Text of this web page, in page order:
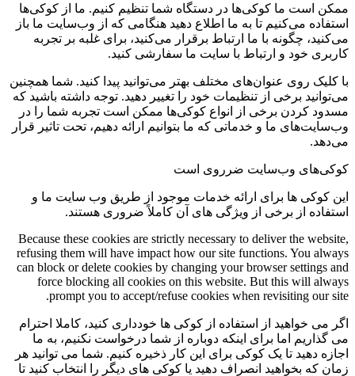
ممکن است ما کوکی‌ها در دستگاه شما تنظیم کنیم. ما از کوکی‌ها
استفاده می‌کنیم تا به ما اطلاع دهید هنگامی که از وب‌سایت ما باز
می‌کنید، چگونه با ما ارتباط برقرار می‌کنید، برای غلبه بر تجربه
کاربری خود و ارتباط با سایت ما سفارشی کنید.
با کلیک روی عنوان‌های مختلف بهتر می‌توانید پیدا کنید. شما همچنین
می‌توانید برخی از تنظیمات خود را تغییر دهید. توجه داشته باشید که
مسدود کردن برخی از انواع کوکی‌ها ممکن است تجربه شما را در
وب‌سایت‌های ما و خدماتی که ما بتوانیم ارائه دهیم، تحت تاثیر قرار
می‌دهد.
کوکی‌های وب‌سایت ضرروی است
این کوکی ها برای ارائه خدمات موجود از طریق وب سایت ما و
استفاده از برخی از ویژگی های آن کاملاً ضروری هستند.
Because these cookies are strictly necessary to deliver the website,
refusing them will have impact how our site functions. You always
can block or delete cookies by changing your browser settings and
force blocking all cookies on this website. But this will always
prompt you to accept/refuse cookies when revisiting our site.
اگر می خواهید از استفاده از کوکی ها خودداری کنید، کاملا احترام
می گذاریم اما برای اینکه دوباره از شما درخواست نکنیم، به ما
اجازه دهید تا یک کوکی برای این کار ذخیره کنیم. شما می توانید هر
زمان که بخواهید انصراف دهید یا کوکی های دیگر را انتخاب کنید تا